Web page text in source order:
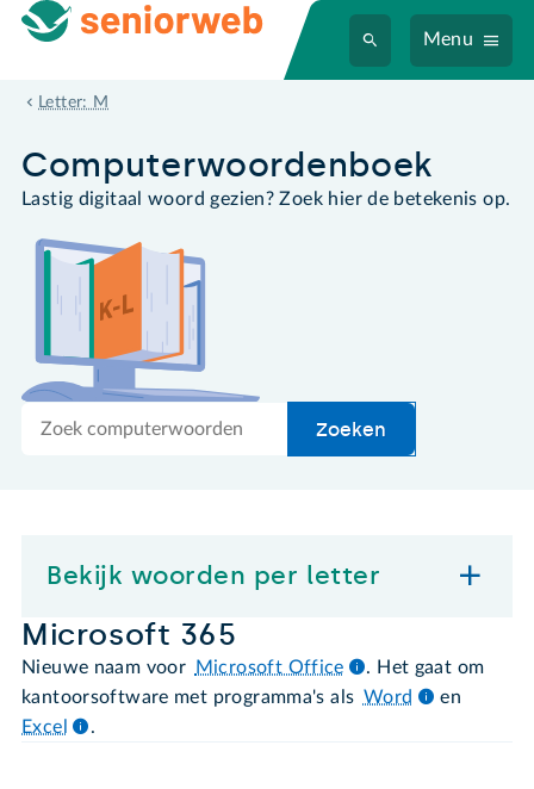
Menu
Letter: M
Microsoft 365
Computer­woordenboek
Lastig digitaal woord gezien? Zoek hier de betekenis op.
Zoek
Zoeken
Bekijk woorden per letter
Microsoft 365
Nieuwe naam voor Microsoft Office
. Het gaat om
kantoorsoftware met programma's als Word
en
Excel
.